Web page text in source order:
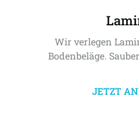
Wir verlegen
Bodenbeläge.
JETZT